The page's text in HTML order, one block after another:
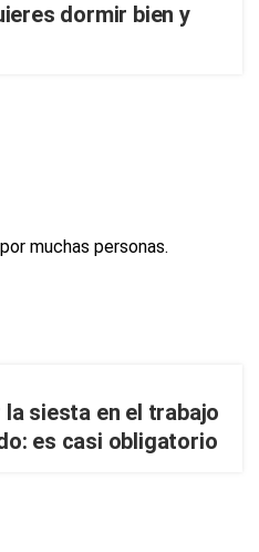
dormir bien y
siesta en el trabajo
es casi obligatorio